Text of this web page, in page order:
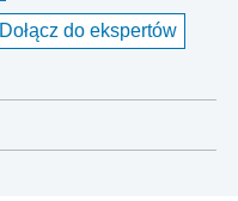
Dołącz do ekspertów